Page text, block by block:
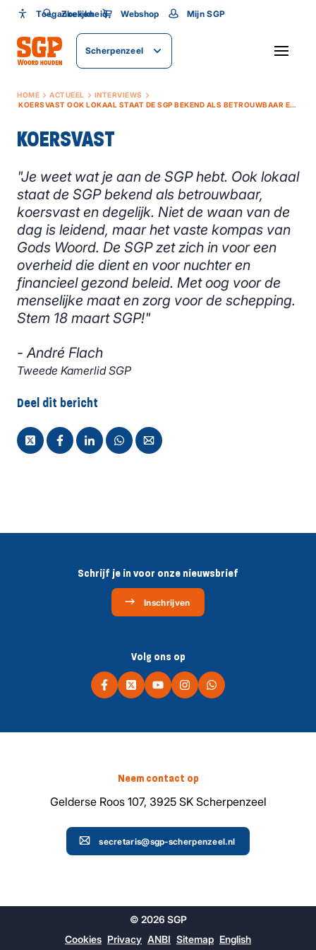
Toegankelijkheid
Toegankelijkheid
Lettergrootte
Zoeken Webshop Mijn SGP
Scherpenzeel
HOME ACTUEEL
INTERVIEWS
KOERSVAST OOK LOKAAL STAAT DE SGP BEKEND ALS BETROUWBAAR EN KOERSVAST
KOERSVAST
"Je weet wat je aan de SGP hebt. Ook lokaal
staat de SGP bekend als betrouwbaar,
koersvast en degelijk. Niet de waan van de
dag is leidend, maar het vaste kompas van
Gods Woord. De SGP zet zich in voor een
overheid die dient en voor nuchter en
financieel gezond beleid. Met oog voor de
menselijke maat en zorg voor de schepping.
Stem 18 maart SGP!"
- André Flach
Tweede Kamerlid SGP
Deel dit bericht
Schrijf je in voor onze nieuwsbrief
Inschrijven
Volg ons op
Neem contact op
Gelderse Roos 107, 3925 SK Scherpenzeel
secretaris@sgp-scherpenzeel.nl
© 2026 SGP
Cookies Privacy ANBI Sitemap English